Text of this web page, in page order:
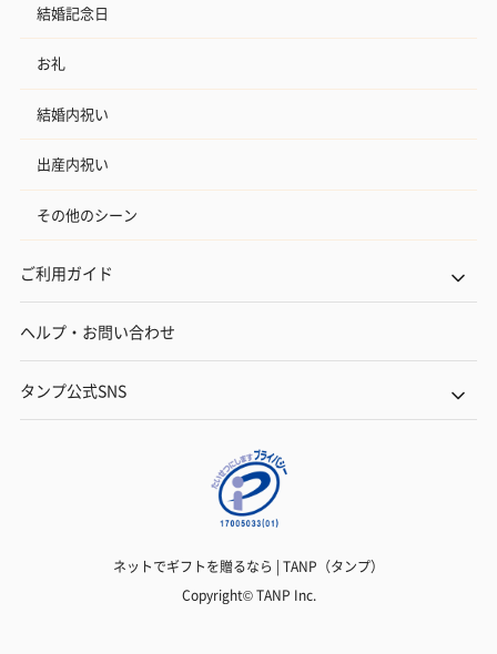
結婚記念日
お礼
結婚内祝い
出産内祝い
その他のシーン
ご利用ガイド
ヘルプ・お問い合わせ
タンプ公式SNS
ネットでギフトを贈るなら | TANP（タンプ）
Copyright© TANP Inc.